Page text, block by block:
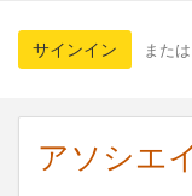
サインイン または
アソシエ